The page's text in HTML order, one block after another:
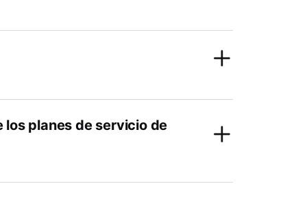
los planes de servicio de